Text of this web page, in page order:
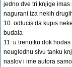
jedno dve tri knjige
nagurani iza nekih
10. odlucis da kupis
budala
11. u trenutku dok
neuglednu sivu tanku
naslov i ime autora